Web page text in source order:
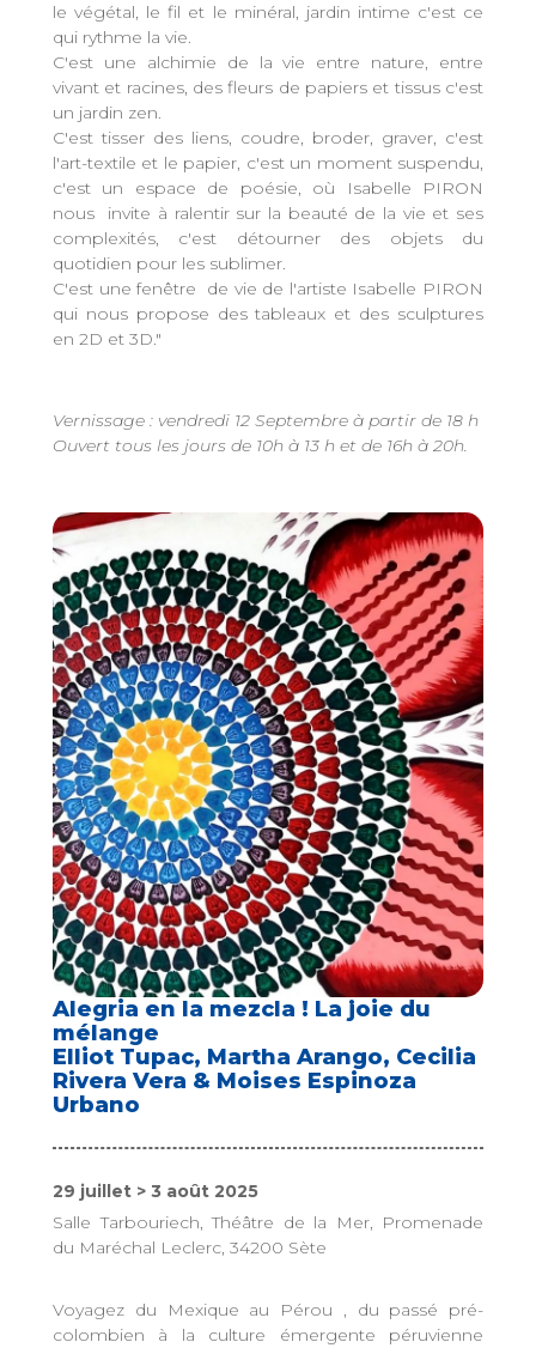
le végétal, le fil et le minéral, jardin intime c'est ce
qui rythme la vie.
C'est une alchimie de la vie entre nature, entre
vivant et racines, des fleurs de papiers et tissus c'est
un jardin zen.
C'est tisser des liens, coudre, broder, graver, c'est
l'art-textile et le papier, c'est un moment suspendu,
c'est un espace de poésie, où Isabelle PIRON
nous invite à ralentir sur la beauté de la vie et ses
complexités, c'est détourner des objets du
quotidien pour les sublimer.
C'est une fenêtre de vie de l'artiste Isabelle PIRON
qui nous propose des tableaux et des sculptures
en 2D et 3D."
Vernissage : vendredi 12 Septembre à partir de 18 h
Ouvert tous les jours de 10h à 13 h et de 16h à 20h.
Alegria en la mezcla ! La joie du
mélange
Elliot Tupac, Martha Arango, Cecilia
Rivera Vera & Moises Espinoza
Urbano
29 juillet > 3 août 2025
Salle Tarbouriech, Théâtre de la Mer, Promenade
du Maréchal Leclerc, 34200 Sète
Voyagez du Mexique au Pérou , du passé pré-
colombien à la culture émergente péruvienne